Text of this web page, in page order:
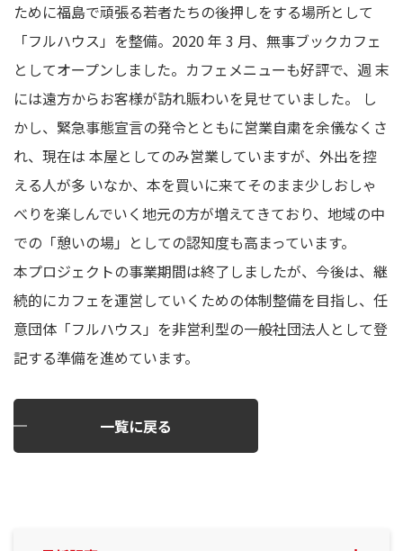
ために福島で頑張る若者たちの後押しをする場所として
「フルハウス」を整備。2020 年 3 月、無事ブックカフェ
としてオープンしました。カフェメニューも好評で、週 末
には遠方からお客様が訪れ賑わいを見せていました。 し
かし、緊急事態宣言の発令とともに営業自粛を余儀なくさ
れ、現在は 本屋としてのみ営業していますが、外出を控
える人が多 いなか、本を買いに来てそのまま少しおしゃ
べりを楽しんでいく地元の方が増えてきており、地域の中
での「憩いの場」としての認知度も高まっています。
本プロジェクトの事業期間は終了しましたが、今後は、継
続的にカフェを運営していくための体制整備を目指し、任
意団体「フルハウス」を非営利型の一般社団法人として登
記する準備を進めています。
一覧に戻る